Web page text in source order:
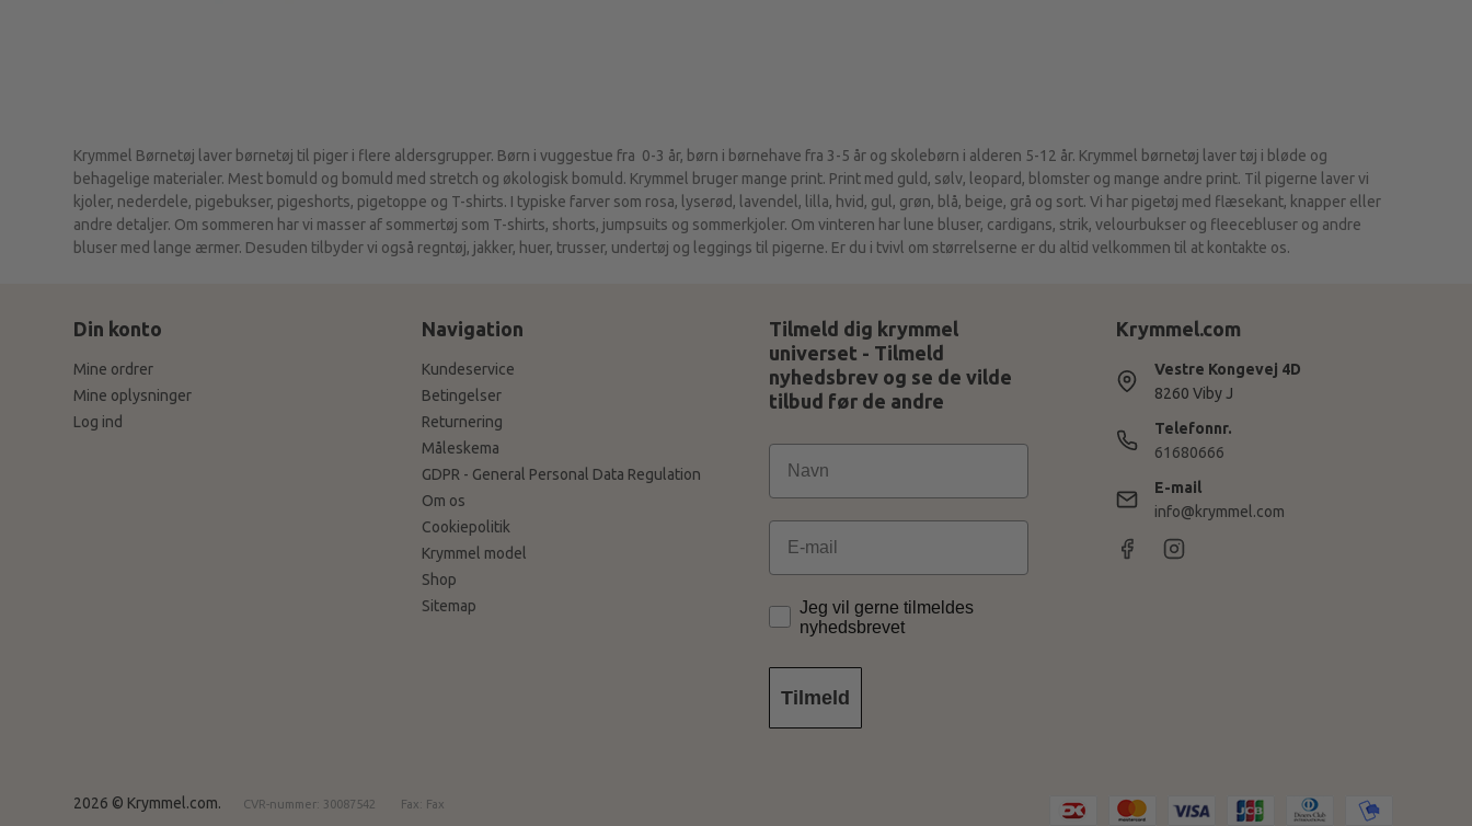
Krymmel Børnetøj laver børnetøj til piger i flere aldersgrupper. Børn i vuggestue fra 0-3 år, børn i børnehave fra 3-5 år og skolebørn i alderen 5-12 år. Krymmel børnetøj laver tøj i bløde og
behagelige materialer. Mest bomuld og bomuld med stretch og økologisk bomuld. Krymmel bruger mange print. Print med guld, sølv, leopard, blomster og mange andre print. Til pigerne laver vi
kjoler, nederdele, pigebukser, pigeshorts, pigetoppe og T-shirts. I typiske farver som rosa, lyserød, lavendel, lilla, hvid, gul, grøn, blå, beige, grå og sort. Vi har pigetøj med flæsekant, knapper eller
andre detaljer. Om sommeren har vi masser af sommertøj som T-shirts, shorts, jumpsuits og sommerkjoler. Om vinteren har lune bluser, cardigans, strik, velourbukser og fleecebluser og andre
bluser med lange ærmer. Desuden tilbyder vi også regntøj, jakker, huer, trusser, undertøj og leggings til pigerne. Er du i tvivl om størrelserne er du altid velkommen til at kontakte os.
Din konto
Mine ordrer
Mine oplysninger
Log ind
Navigation
Kundeservice
Betingelser
Returnering
Måleskema
GDPR - General Personal Data Regulation
Om os
Cookiepolitik
Krymmel model
Shop
Sitemap
Tilmeld dig krymmel
universet - Tilmeld
nyhedsbrev og se de vilde
tilbud før de andre
Email
Jeg vil gerne tilmeldes
nyhedsbrevet
Tilmeld
Krymmel.com
Vestre Kongevej 4D
8260 Viby J
Telefonnr.
61680666
E-mail
info@krymmel.com
2026 © Krymmel.com. CVR-nummer: 30087542 Fax: Fax